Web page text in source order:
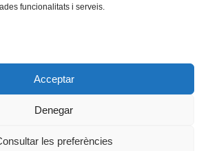
funcionalitats i serveis.
Acceptar
Denegar
les preferències
Instagram
Flickr
QUI SOM
PROGRAMES
SOSTENIBLE
AVÍS LEGAL
© 2026 - Xarxa Vives d'Universitats